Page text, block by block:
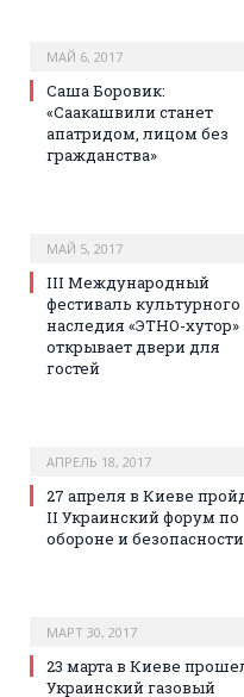
МАЙ 6, 2017
Саша Боровик:
«Саакашвили станет
апатридом, лицом без
гражданства»
МАЙ 5, 2017
III Международный
фестиваль культурного
наследия «ЭТНО-хутор»
открывает двери для
гостей
АПРЕЛЬ 18, 2017
27 апреля в Киеве
II Украинский форум по
обороне и безопасности
МАРТ 30, 2017
23 марта в Киеве
Украинский газовый